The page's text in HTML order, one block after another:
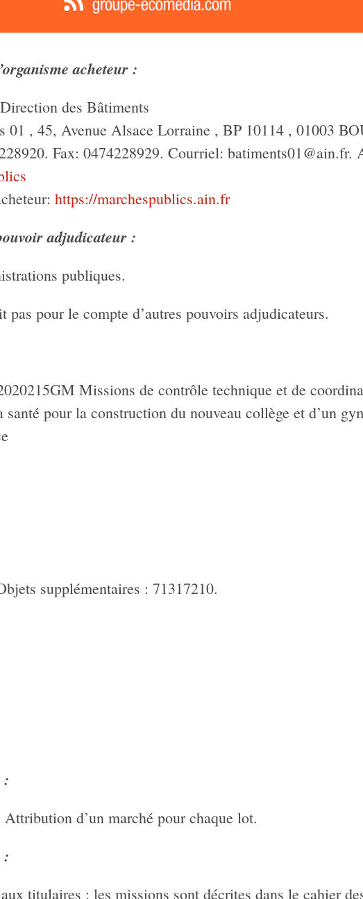
acheteur :
des Bâtiments
01 , 45, Avenue Alsace Lorraine , BP 10114 , 01003
Fax: 0474228929. Courriel: batiments01@ain.fr.
https://marchespublics.ain.fr
adjudicateur :
publiques.
pas pour le compte d’autres pouvoirs adjudicateurs.
Missions de contrôle technique et de
pour la construction du nouveau collège et d’un
supplémentaires : 71317210.
:
d’un marché pour chaque lot.
:
titulaires : les missions sont décrites dans le cahier